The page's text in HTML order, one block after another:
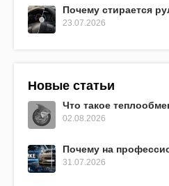
Почему стирается
23.07.2026
Новые статьи
Что такое
02.08.2026
Почему на
31.07.2026